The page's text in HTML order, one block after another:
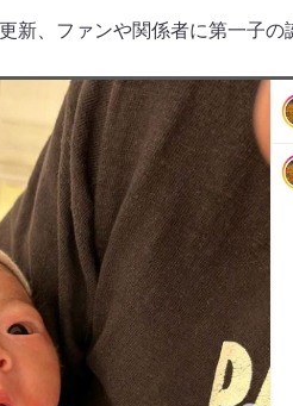
新、ファンや関係者に第一子の